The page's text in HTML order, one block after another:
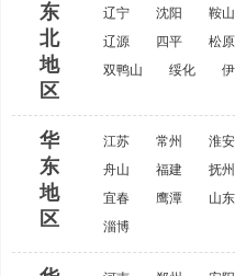
东
北
地
区
辽宁 沈阳 鞍山
辽源
四平 松原
双鸭山
绥化
华
东
地
区
江苏 常州 淮安
舟山
福建 抚州
宜春
鹰潭 山东
淄博